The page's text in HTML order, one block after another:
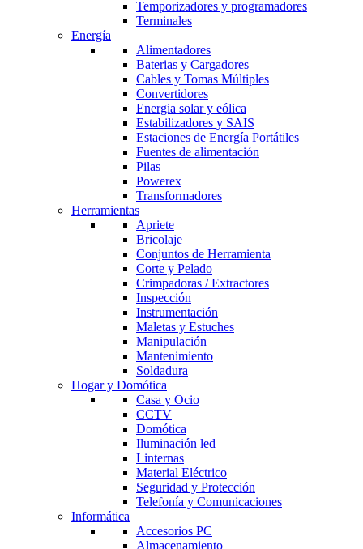
Temporizadores y programadores
Terminales
Energía
Alimentadores
Baterias y Cargadores
Cables y Tomas Múltiples
Convertidores
Energia solar y eólica
Estabilizadores y SAIS
Estaciones de Energía Portátiles
Fuentes de alimentación
Pilas
Powerex
Transformadores
Herramientas
Apriete
Bricolaje
Conjuntos de Herramienta
Corte y Pelado
Crimpadoras / Extractores
Inspección
Instrumentación
Maletas y Estuches
Manipulación
Mantenimiento
Soldadura
Hogar y Domótica
Casa y Ocio
CCTV
Domótica
Iluminación led
Linternas
Material Eléctrico
Seguridad y Protección
Telefonía y Comunicaciones
Informática
Accesorios PC
Almacenamiento